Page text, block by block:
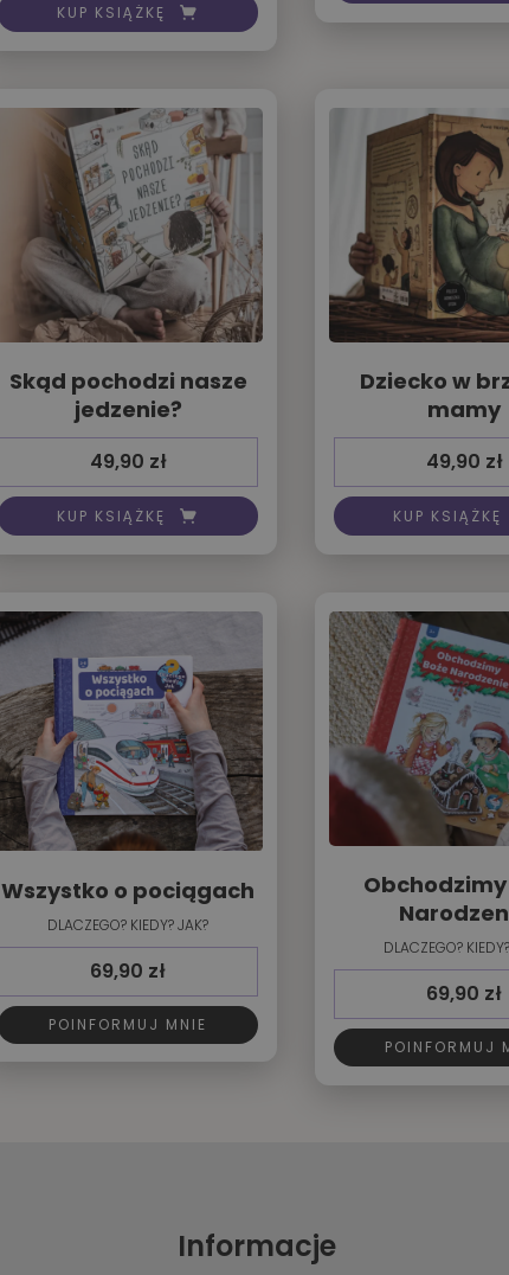
KUP KSIĄŻKĘ
Skąd pochodzi nasze
jedzenie?
49,90 zł
KUP KSIĄŻKĘ
Dziecko w
mamy
49,90 zł
KUP KSIĄŻKĘ
Wszystko o pociągach
DLACZEGO? KIEDY? JAK?
69,90 zł
POINFORMUJ MNIE
Obchodzimy
DLACZEGO?
69,90 zł
POINFORMUJ
Informacje